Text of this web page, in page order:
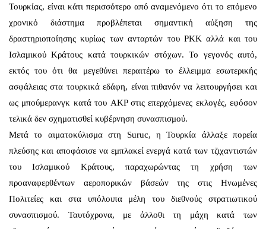
Τουρκίας, είναι κάτι περισσότερο από αναμενόμενο ότι το επόμενο
χρονικό διάστημα προβλέπεται σημαντική αύξηση της
δραστηριοποίησης κυρίως των ανταρτών του PKK αλλά και του
Ισλαμικού Κράτους κατά τουρκικών στόχων. Το γεγονός αυτό,
εκτός του ότι θα μεγεθύνει περαιτέρω το έλλειμμα εσωτερικής
ασφάλειας στα τουρκικά εδάφη, είναι πιθανόν να λειτουργήσει και
ως μπούμερανγκ κατά του AKP στις επερχόμενες εκλογές, εφόσον
τελικά δεν σχηματισθεί κυβέρνηση συνασπισμού.
Μετά το αιματοκύλισμα στη Suruc, η Τουρκία άλλαξε πορεία
πλεύσης και αποφάσισε να εμπλακεί ενεργά κατά των τζιχαντιστών
του Ισλαμικού Κράτους, παραχωρώντας τη χρήση των
προαναφερθέντων αεροπορικών βάσεών της στις Ηνωμένες
Πολιτείες και στα υπόλοιπα μέλη του διεθνούς στρατιωτικού
συνασπισμού. Ταυτόχρονα, με άλλοθι τη μάχη κατά των